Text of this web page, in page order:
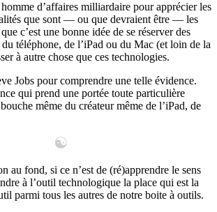
homme d’affaires milliardaire pour apprécier les
que sont — ou que devraient être — les
c’est une bonne idée de se réserver des
téléphone, de l’iPad ou du Mac (et loin de la
à autre chose que ces technologies.
Jobs pour comprendre une telle évidence.
qui prend une portée toute particulière
même du créateur même de l’iPad, de
au fond, si ce n’est de (ré)apprendre le sens
à l’outil technologique la place qui est la
parmi tous les autres de notre boite à outils.